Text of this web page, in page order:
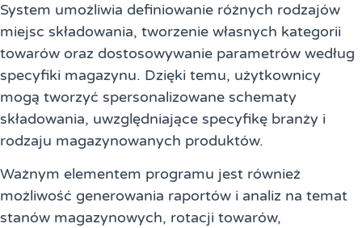
System umożliwia definiowanie różnych rodzajów
miejsc składowania, tworzenie własnych kategorii
towarów oraz dostosowywanie parametrów według
specyfiki magazynu. Dzięki temu, użytkownicy
mogą tworzyć spersonalizowane schematy
składowania, uwzględniające specyfikę branży i
rodzaju magazynowanych produktów.
Ważnym elementem programu jest również
możliwość generowania raportów i analiz na temat
stanów magazynowych, rotacji towarów,